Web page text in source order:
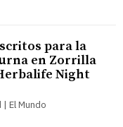
para la
en Zorrilla
Night
El Mundo